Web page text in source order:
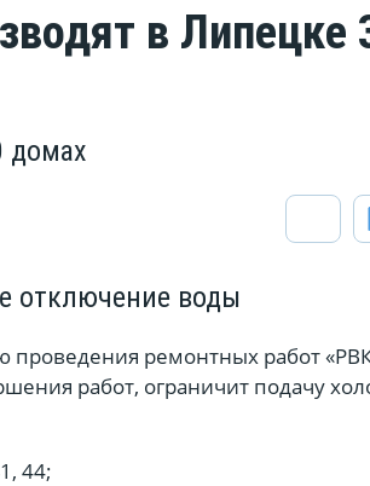
в Липецке
домах
отключение воды
проведения ремонтных работ
работ, ограничит подачу
44;